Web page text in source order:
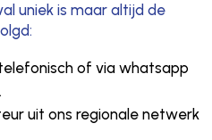
uniek is maar altijd de
of via whatsapp
uit ons regionale netwerk